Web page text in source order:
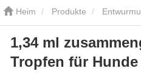
Heim Produkte
Entwurmungstropfen für Haustiere
Fipronil-Tropfen für Hunde
1,34 ml
Tropfen für Hunde